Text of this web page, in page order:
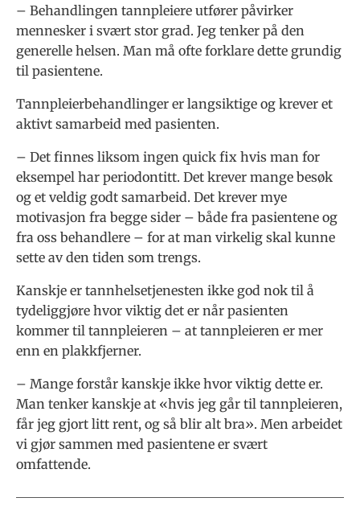
– Behandlingen tannpleiere utfører påvirker
mennesker i svært stor grad. Jeg tenker på den
generelle helsen. Man må ofte forklare dette grundig
til pasientene.
Tannpleierbehandlinger er langsiktige og krever et
aktivt samarbeid med pasienten.
– Det finnes liksom ingen quick fix hvis man for
eksempel har periodontitt. Det krever mange besøk
og et veldig godt samarbeid. Det krever mye
motivasjon fra begge sider – både fra pasientene og
fra oss behandlere – for at man virkelig skal kunne
sette av den tiden som trengs.
Kanskje er tannhelsetjenesten ikke god nok til å
tydeliggjøre hvor viktig det er når pasienten
kommer til tannpleieren – at tannpleieren er mer
enn en plakkfjerner.
– Mange forstår kanskje ikke hvor viktig dette er.
Man tenker kanskje at «hvis jeg går til tannpleieren,
får jeg gjort litt rent, og så blir alt bra». Men arbeidet
vi gjør sammen med pasientene er svært
omfattende.